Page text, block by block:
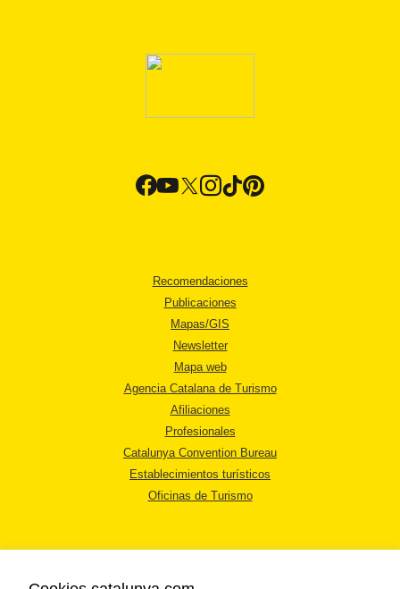
Recomendaciones
Publicaciones
Mapas/GIS
Newsletter
Mapa web
Agencia Catalana de Turismo
Afiliaciones
Profesionales
Catalunya Convention Bureau
Establecimientos turísticos
Oficinas de Turismo